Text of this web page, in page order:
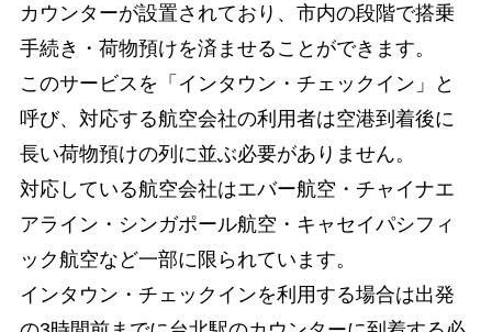
カウンターが設置されており、市内の段階で搭乗
手続き・荷物預けを済ませることができます。
このサービスを「インタウン・チェックイン」と
呼び、対応する航空会社の利用者は空港到着後に
長い荷物預けの列に並ぶ必要がありません。
対応している航空会社はエバー航空・チャイナエ
アライン・シンガポール航空・キャセイパシフィ
ック航空など一部に限られています。
インタウン・チェックインを利用する場合は出発